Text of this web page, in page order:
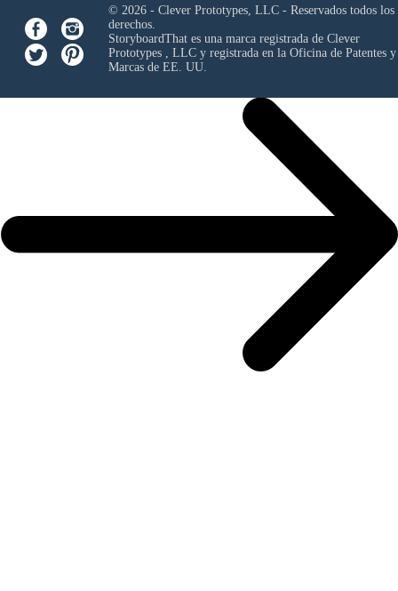
© 2026 - Clever Prototypes, LLC - Reservados todos los
derechos.
StoryboardThat es una marca registrada de Clever
Prototypes , LLCy registrada en la Oficina de Patentes y
Marcas de EE. UU.